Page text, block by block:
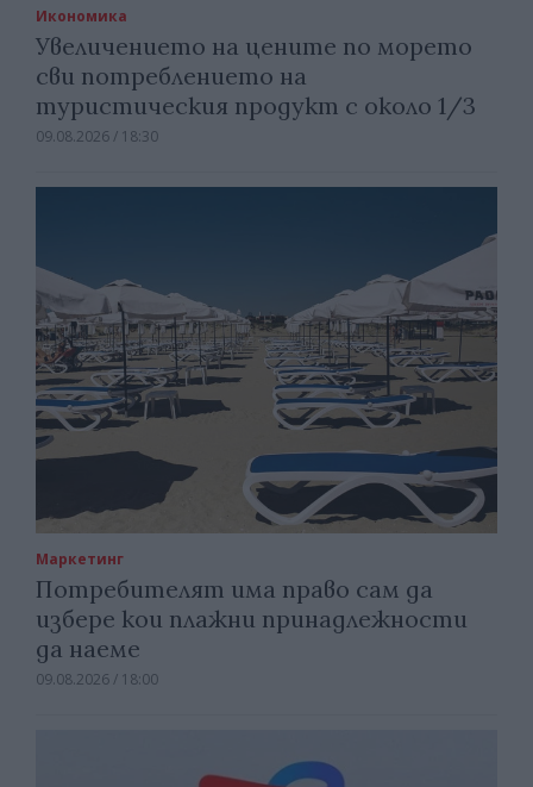
Икономика
Увеличението на цените по морето
сви потреблението на
туристическия продукт с около 1/3
09.08.2026 / 18:30
Маркетинг
Потребителят има право сам да
избере кои плажни принадлежности
да наеме
09.08.2026 / 18:00